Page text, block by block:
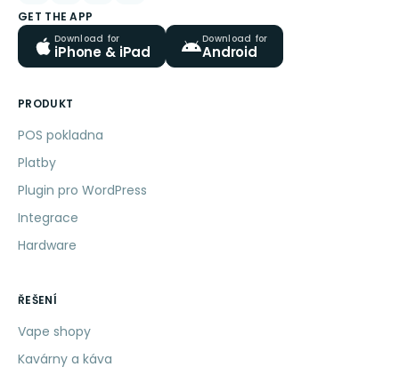
GET THE APP
Download for
iPhone & iPad
Download for
Android
PRODUKT
POS pokladna
Platby
Plugin pro WordPress
Integrace
Hardware
ŘEŠENÍ
Vape shopy
Kavárny a káva